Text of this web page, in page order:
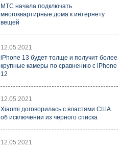
МТС начала подключать
многоквартирные дома к интернету
вещей
12.05.2021
iPhone 13 будет толще и получит более
крупные камеры по сравнению с iPhone
12
12.05.2021
Xiaomi договорилась с властями США
об исключении из чёрного списка
12.05.2021